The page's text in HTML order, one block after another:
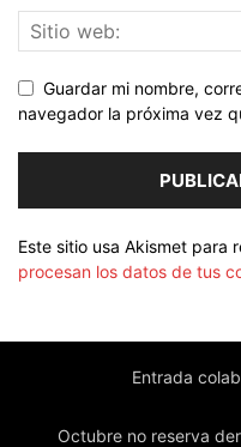
Guardar mi nombre,
navegador la próxima vez
Este sitio usa Akismet para
procesan los datos de tus
Entrada
Octubre no reserva